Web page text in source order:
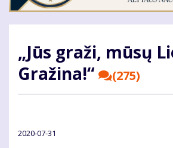
„Jūs gra­ži, mū­sų
Gra­ži­na!“
(275)
2020-07-31